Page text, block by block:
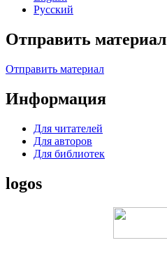
Русский
Отправить материал
Отправить материал
Информация
Для читателей
Для авторов
Для библиотек
logos